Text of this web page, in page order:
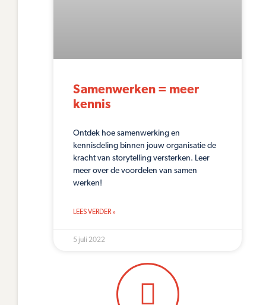
Samenwerken = meer
kennis
Ontdek hoe samenwerking en
kennisdeling binnen jouw organisatie de
kracht van storytelling versterken. Leer
meer over de voordelen van samen
werken!
LEES VERDER »
5 juli 2022